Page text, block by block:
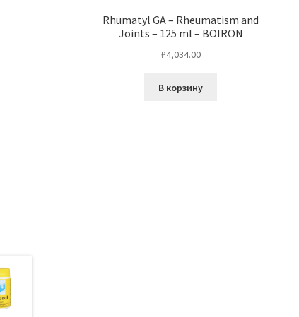
Rhumatyl GA – Rheumatism and
Joints – 125 ml – BOIRON
₽4,034.00
В корзину